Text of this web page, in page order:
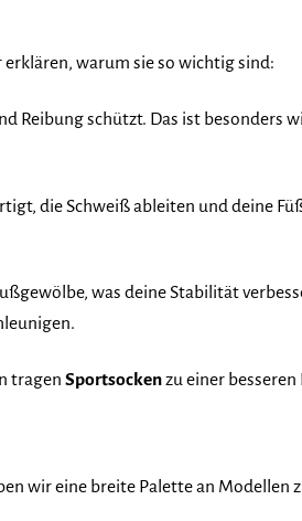
warum sie so wichtig sind:
Reibung schützt. Das ist besonders
die Schweiß ableiten und deine
was deine Stabilität
tragen Sportsockenzu einer
wir eine breite Palette an Modellen